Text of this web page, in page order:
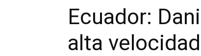
Ecuador:
alta